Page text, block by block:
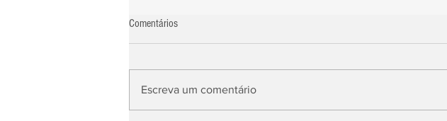
Comentários
Escreva um comentário